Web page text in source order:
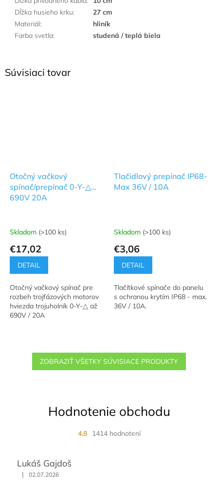
Súvisiaci tovar
Otočný vačkový
spínač/prepínač 0-Y-△
690V 20A
Skladom (>100 ks)
€17,02
DETAIL
Otočný vačkový spínač pre
rozbeh trojfázových motorov
hviezda trojuholník 0-Y-△ až
690V / 20A
Tlačidlový prepínač IP68-
Max 36V / 10A
Skladom (>100 ks)
€3,06
DETAIL
Tlačítkové spínače do panelu
s ochranou krytím IP68 - max.
36V / 10A.
ZOBRAZIŤ VŠETKY SÚVISIACE PRODUKTY
Dĺžka husieho krku:
27 cm
Materiál:
hliník
Farba svetla: studená / teplá biela
Hodnotenie obchodu
4,8 1414 hodnotení
Lukáš Gajdoš
| 02.07.2026